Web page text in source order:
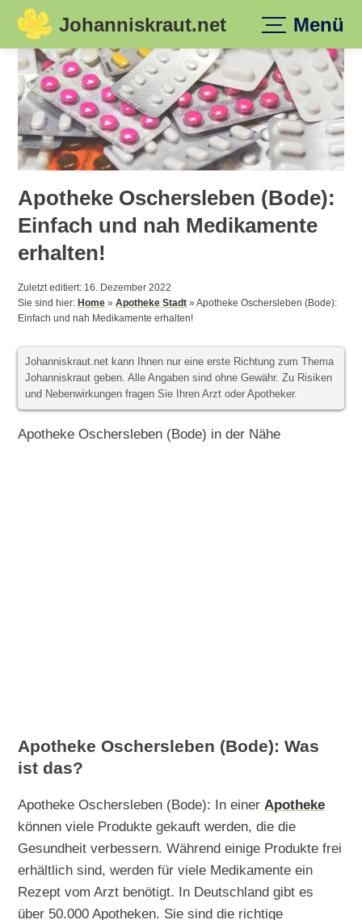
Skip
content
Johanniskraut.net Menü
Apotheke Oschersleben (Bode):
Einfach und nah Medikamente
erhalten!
Zuletzt editiert: 16. Dezember 2022
Sie sind hier:Home »Apotheke Stadt »Apotheke Oschersleben (Bode):
Einfach und nah Medikamente erhalten!
Johanniskraut.net kann Ihnen nur eine erste Richtung zum Thema
Johanniskraut geben. Alle Angaben sind ohne Gewähr. Zu Risiken
und Nebenwirkungen fragen Sie Ihren Arzt oder Apotheker.
Apotheke Oschersleben (Bode) in der Nähe
Apotheke Oschersleben (Bode): Was
ist das?
Apotheke Oschersleben (Bode): In einer Apotheke
können viele Produkte gekauft werden, die die
Gesundheit verbessern. Während einige Produkte frei
erhältlich sind, werden für viele Medikamente ein
Rezept vom Arzt benötigt. In Deutschland gibt es
über 50.000 Apotheken. Sie sind die richtige